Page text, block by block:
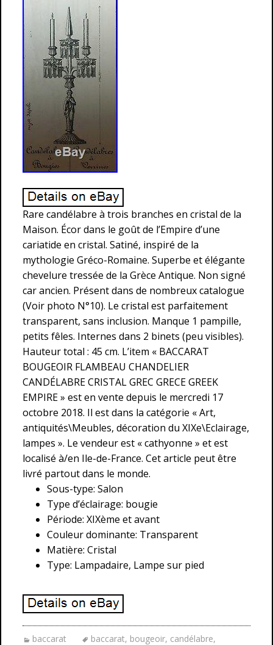
Rare candélabre à trois branches en cristal de la
Maison. Écor dans le goût de l’Empire d’une
cariatide en cristal. Satiné, inspiré de la
mythologie Gréco-Romaine. Superbe et élégante
chevelure tressée de la Grèce Antique. Non signé
car ancien. Présent dans de nombreux catalogue
(Voir photo N°10). Le cristal est parfaitement
transparent, sans inclusion. Manque 1 pampille,
petits fêles. Internes dans 2 binets (peu visibles).
Hauteur total : 45 cm. L’item « BACCARAT
BOUGEOIR FLAMBEAU CHANDELIER
CANDÉLABRE CRISTAL GREC GRECE GREEK
EMPIRE » est en vente depuis le mercredi 17
octobre 2018. Il est dans la catégorie « Art,
antiquités\Meubles, décoration du XIXe\Eclairage,
lampes ». Le vendeur est « cathyonne » et est
localisé à/en Ile-de-France. Cet article peut être
livré partout dans le monde.
Sous-type: Salon
Type d’éclairage: bougie
Période: XIXème et avant
Couleur dominante: Transparent
Matière: Cristal
Type: Lampadaire, Lampe sur pied
baccarat baccarat, bougeoir, candélabre,